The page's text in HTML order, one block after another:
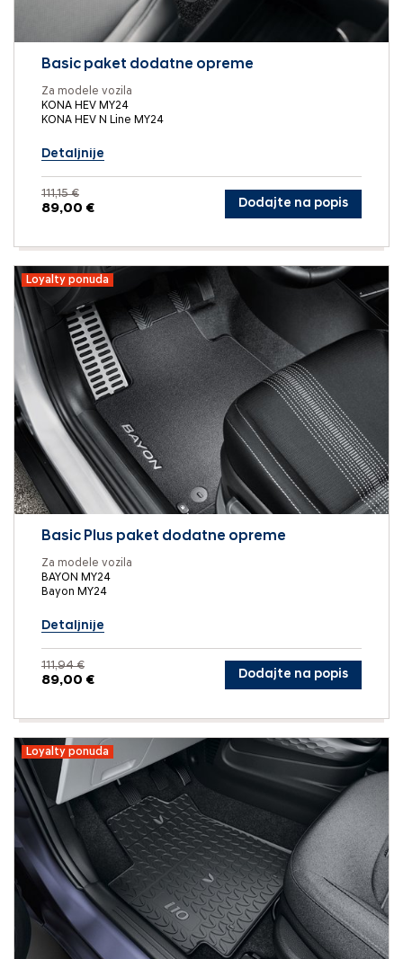
Basic paket dodatne opreme
Za modele vozila
KONA HEV MY24
KONA HEV N Line MY24
Detaljnije
111,15 €
89,00 € Dodajte na popis
Loyalty ponuda
Basic Plus paket dodatne opreme
Za modele vozila
BAYON MY24
Bayon MY24
Detaljnije
111,94 €
89,00 € Dodajte na popis
Loyalty ponuda